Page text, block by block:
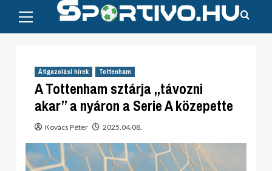
content
Menu
Átigazolási hírek Tottenham
A Tottenham sztárja „távozni
akar” a nyáron a Serie A közepette
Kovács Péter 2025.04.08.